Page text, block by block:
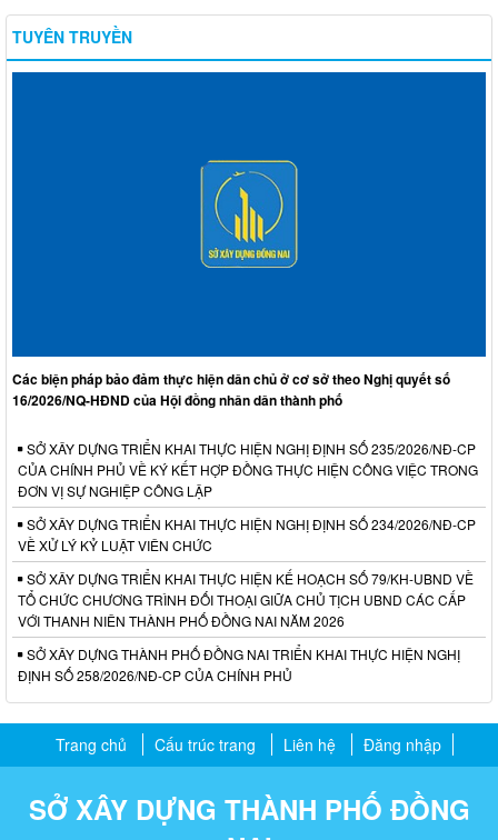
TUYÊN TRUYỀN
Các biện pháp bảo đảm thực hiện dân chủ ở cơ sở theo Nghị quyết số
16/2026/NQ-HĐND của Hội đồng nhân dân thành phố
SỞ XÂY DỰNG TRIỂN KHAI THỰC HIỆN NGHỊ ĐỊNH SỐ 235/2026/NĐ-CP
CỦA CHÍNH PHỦ VỀ KÝ KẾT HỢP ĐỒNG THỰC HIỆN CÔNG VIỆC TRONG
ĐƠN VỊ SỰ NGHIỆP CÔNG LẬP
SỞ XÂY DỰNG TRIỂN KHAI THỰC HIỆN NGHỊ ĐỊNH SỐ 234/2026/NĐ-CP
VỀ XỬ LÝ KỶ LUẬT VIÊN CHỨC
SỞ XÂY DỰNG TRIỂN KHAI THỰC HIỆN KẾ HOẠCH SỐ 79/KH-UBND VỀ
TỔ CHỨC CHƯƠNG TRÌNH ĐỐI THOẠI GIỮA CHỦ TỊCH UBND CÁC CẤP
VỚI THANH NIÊN THÀNH PHỐ ĐỒNG NAI NĂM 2026
SỞ XÂY DỰNG THÀNH PHỐ ĐỒNG NAI TRIỂN KHAI THỰC HIỆN NGHỊ
ĐỊNH SỐ 258/2026/NĐ-CP CỦA CHÍNH PHỦ
Trang chủ Cấu trúc trang Liên hệ Đăng nhập
SỞ XÂY DỰNG THÀNH PHỐ ĐỒNG